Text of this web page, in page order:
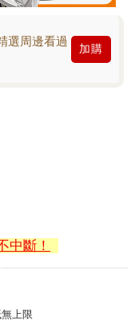
選周邊看過
加購
中斷！
上限